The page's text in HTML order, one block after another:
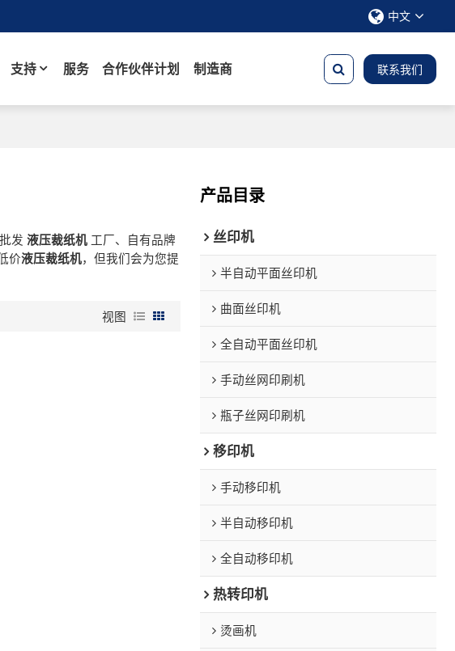
中文
支持 服务 合作伙伴计划 制造商 联系我们
发液压裁纸机 工厂、自有品牌
价液压裁纸机，但我们会为您提
视图
产品目录
丝印机
半自动平面丝印机
曲面丝印机
全自动平面丝印机
手动丝网印刷机
瓶子丝网印刷机
移印机
手动移印机
半自动移印机
全自动移印机
热转印机
烫画机